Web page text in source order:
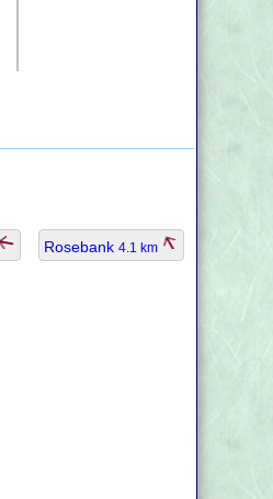
Rosebank 4.1 km